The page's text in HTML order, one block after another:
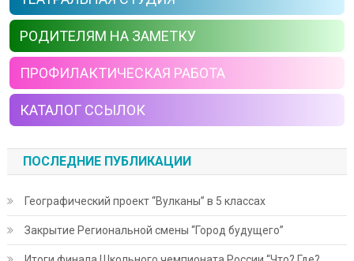
РОДИТЕЛЯМ НА ЗАМЕТКУ
ПРОФИЛАКТИЧЕСКАЯ РАБОТА
КАТАЛОГ ССЫЛОК
ПОСЛЕДНИЕ ПУБЛИКАЦИИ
Географический проект “Вулканы” в 5 классах
Закрытие Региональной смены “Город будущего”